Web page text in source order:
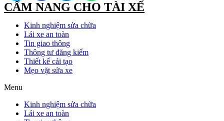
CẨM NANG CHO TÀI XẾ
Kinh nghiệm sửa chữa
Lái xe an toàn
Tin giao thông
Thông tư đăng kiểm
Thiết kế cải tạo
Mẹo vặt sửa xe
Menu
Kinh nghiệm sửa chữa
Lái xe an toàn